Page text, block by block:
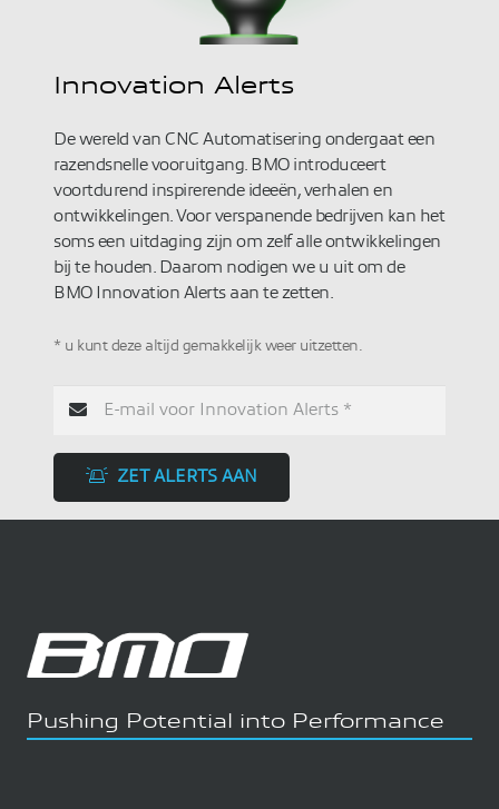
Innovation Alerts
De wereld van CNC Automatisering ondergaat een
razendsnelle vooruitgang. BMO introduceert
voortdurend inspirerende ideeën, verhalen en
ontwikkelingen. Voor verspanende bedrijven kan het
soms een uitdaging zijn om zelf alle ontwikkelingen
bij te houden. Daarom nodigen we u uit om de
BMO Innovation Alerts aan te zetten.
* u kunt deze altijd gemakkelijk weer uitzetten.
ZET ALERTS AAN
Pushing Potential into Performance